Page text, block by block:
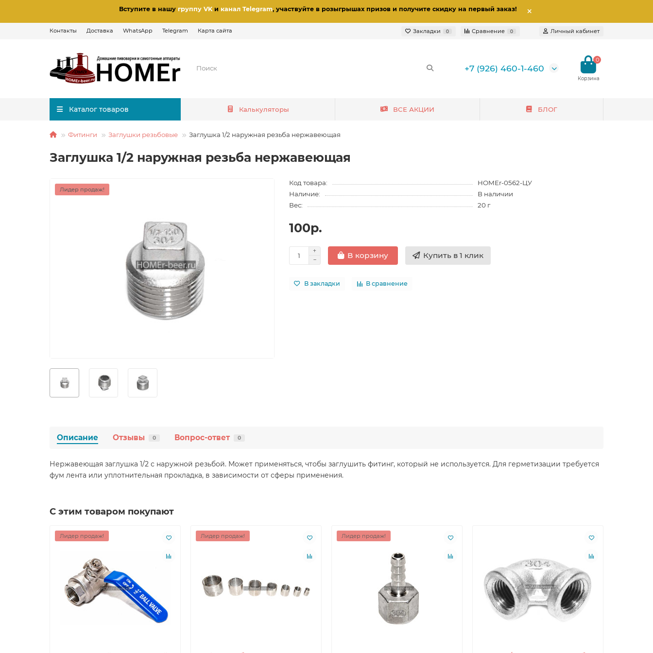
Вступите в нашу группу VKи канал Telegram, участвуйте в розыгрышах призов и получите скидку на первый заказ!
Контакты Доставка WhatsApp Telegram Карта сайта Закладки 0 Сравнение 0 Личный кабинет
+7 (926) 460-1-460
0
Каталог товаров Калькуляторы ВСЕ АКЦИИ БЛОГ
Фитинги Заглушки резьбовые Заглушка 1/2 наружная резьба нержавеющая
Заглушка 1/2 наружная резьба нержавеющая
Лидер продаж!
Код товара:
HOMEr-0562-ЦУ
Наличие:
В наличии
Вес:
20 г
100р.
В корзину Купить в 1 клик
В закладки В сравнение
Описание Отзывы 0 Вопрос-ответ 0
Нержавеющая заглушка 1/2 с наружной резьбой. Может применяться, чтобы заглушить фитинг, который не используется. Для герметизации требуется
фум лента или уплотнительная прокладка, в зависимости от сферы применения.
С этим товаром покупают
Лидер продаж! Лидер продаж! Лидер продаж!